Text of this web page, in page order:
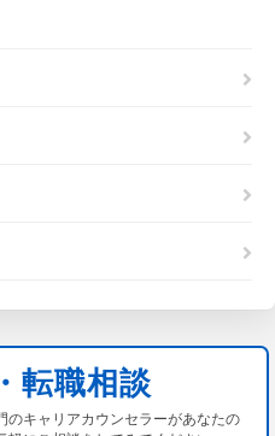
転職相談
のキャリアカウンセラーがあなたの